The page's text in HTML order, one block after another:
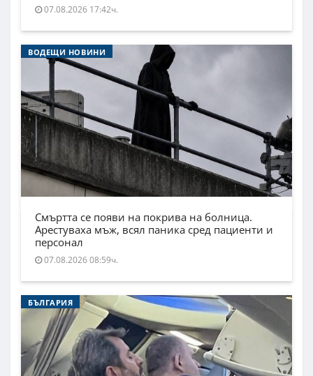
07.08.2026 17:42ч.
ВОДЕЩИ НОВИНИ
Смъртта се появи на покрива на болница.
Арестуваха мъж, всял паника сред пациенти и
персонал
07.08.2026 08:59ч.
БЪЛГАРИЯ